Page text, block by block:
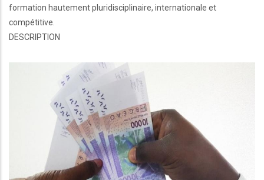
formation hautement pluridisciplinaire, internationale et
compétitive.
DESCRIPTION